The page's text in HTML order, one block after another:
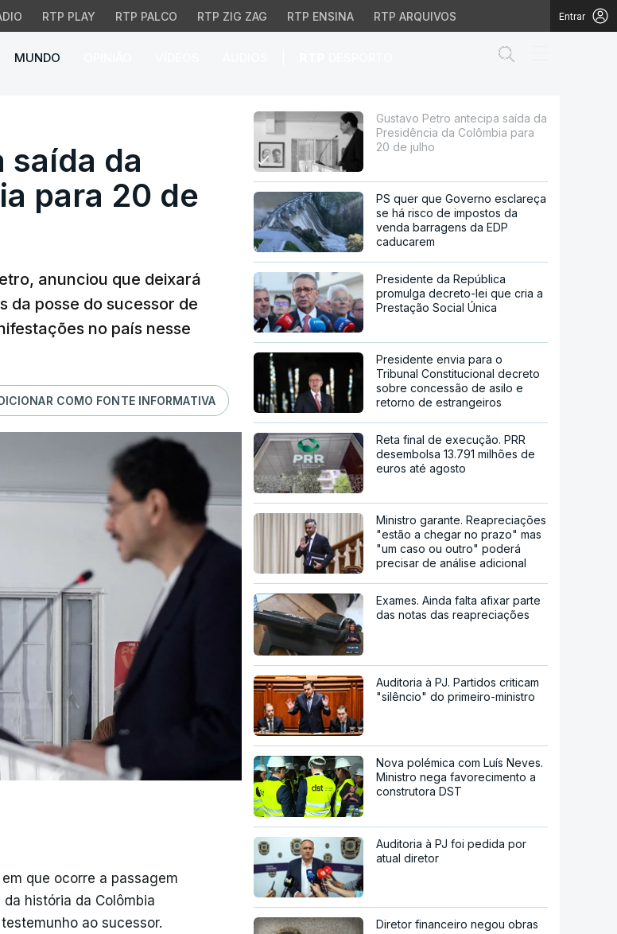
RTP PLAY RTP PALCO RTP ZIG ZAG RTP ENSINA RTP ARQUIVOS Entrar
MUNDO
da Presidência da Colômbia para
saída da
para 20 de
anunciou que deixará
da posse do sucessor de
no país nesse
COMO FONTE INFORMATIVA
que ocorre a passagem
história da Colômbia
ao sucessor.
Gustavo Petro antecipa saída da
Presidência da Colômbia para
20 de julho
PS quer que Governo esclareça
se há risco de impostos da
venda barragens da EDP
caducarem
Presidente da República
promulga decreto-lei que cria a
Prestação Social Única
Presidente envia para o
Tribunal Constitucional decreto
sobre concessão de asilo e
retorno de estrangeiros
Reta final de execução. PRR
desembolsa 13.791 milhões de
euros até agosto
Ministro garante. Reapreciações
"estão a chegar no prazo" mas
"um caso ou outro" poderá
precisar de análise adicional
Exames. Ainda falta afixar parte
das notas das reapreciações
Auditoria à PJ. Partidos criticam
"silêncio" do primeiro-ministro
Nova polémica com Luís Neves.
Ministro nega favorecimento a
construtora DST
Auditoria à PJ foi pedida por
atual diretor
Diretor financeiro negou obras